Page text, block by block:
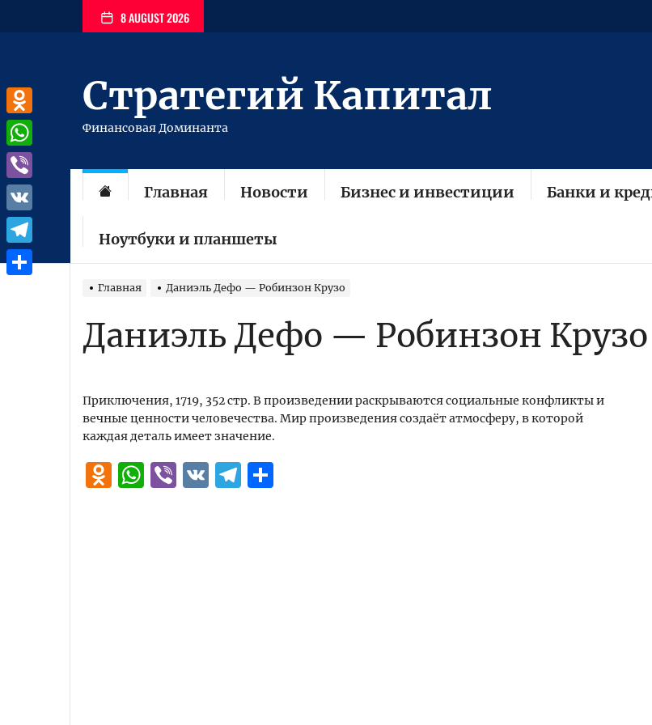
8 AUGUST 2026
Стратегий Капитал
Финансовая Доминанта
Главная Новости Бизнес и инвестиции Банки и
Ноутбуки и планшеты
Главная Даниэль Дефо — Робинзон Крузо
Даниэль Дефо — Робинзон Крузо
Приключения, 1719, 352 стр. В произведении раскрываются социальные конфликты и
вечные ценности человечества. Мир произведения создаёт атмосферу, в которой
каждая деталь имеет значение.
Odnoklassniki
WhatsApp
Viber
VK Telegram
Odnoklassniki
WhatsApp
Viber
VK
Telegram